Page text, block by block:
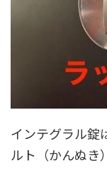
インテグラル錠
ルト（かんぬき